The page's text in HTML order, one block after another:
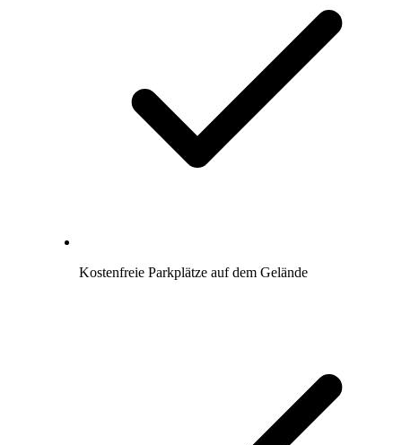
Kostenfreie Parkplätze auf dem Gelände